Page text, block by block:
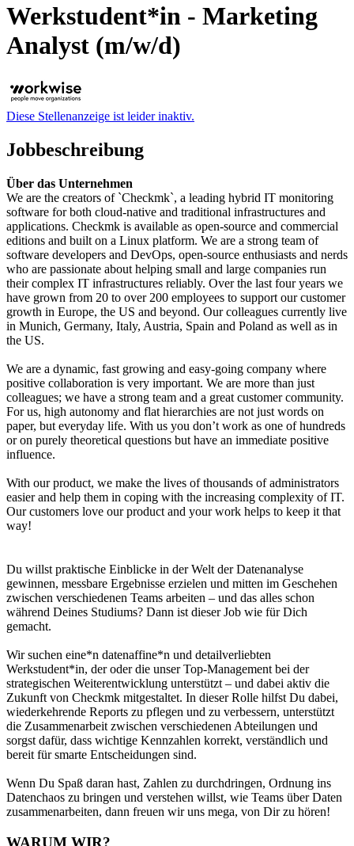
Werkstudent*in - Marketing
Analyst (m/w/d)
Diese Stellenanzeige ist leider inaktiv.
Jobbeschreibung
Über das Unternehmen
We are the creators of `Checkmk`, a leading hybrid IT monitoring
software for both cloud-native and traditional infrastructures and
applications. Checkmk is available as open-source and commercial
editions and built on a Linux platform. We are a strong team of
software developers and DevOps, open-source enthusiasts and nerds
who are passionate about helping small and large companies run
their complex IT infrastructures reliably. Over the last four years we
have grown from 20 to over 200 employees to support our customer
growth in Europe, the US and beyond. Our colleagues currently live
in Munich, Germany, Italy, Austria, Spain and Poland as well as in
the US.
We are a dynamic, fast growing and easy-going company where
positive collaboration is very important. We are more than just
colleagues; we have a strong team and a great customer community.
For us, high autonomy and flat hierarchies are not just words on
paper, but everyday life. With us you don’t work as one of hundreds
or on purely theoretical questions but have an immediate positive
influence.
With our product, we make the lives of thousands of administrators
easier and help them in coping with the increasing complexity of IT.
Our customers love our product and your work helps to keep it that
way!
Du willst praktische Einblicke in der Welt der Datenanalyse
gewinnen, messbare Ergebnisse erzielen und mitten im Geschehen
zwischen verschiedenen Teams arbeiten – und das alles schon
während Deines Studiums? Dann ist dieser Job wie für Dich
gemacht.
Wir suchen eine*n datenaffine*n und detailverliebten
Werkstudent*in, der oder die unser Top-Management bei der
strategischen Weiterentwicklung unterstützt – und dabei aktiv die
Zukunft von Checkmk mitgestaltet. In dieser Rolle hilfst Du dabei,
wiederkehrende Reports zu pflegen und zu verbessern, unterstützt
die Zusammenarbeit zwischen verschiedenen Abteilungen und
sorgst dafür, dass wichtige Kennzahlen korrekt, verständlich und
bereit für smarte Entscheidungen sind.
Wenn Du Spaß daran hast, Zahlen zu durchdringen, Ordnung ins
Datenchaos zu bringen und verstehen willst, wie Teams über Daten
zusammenarbeiten, dann freuen wir uns mega, von Dir zu hören!
WARUM WIR?